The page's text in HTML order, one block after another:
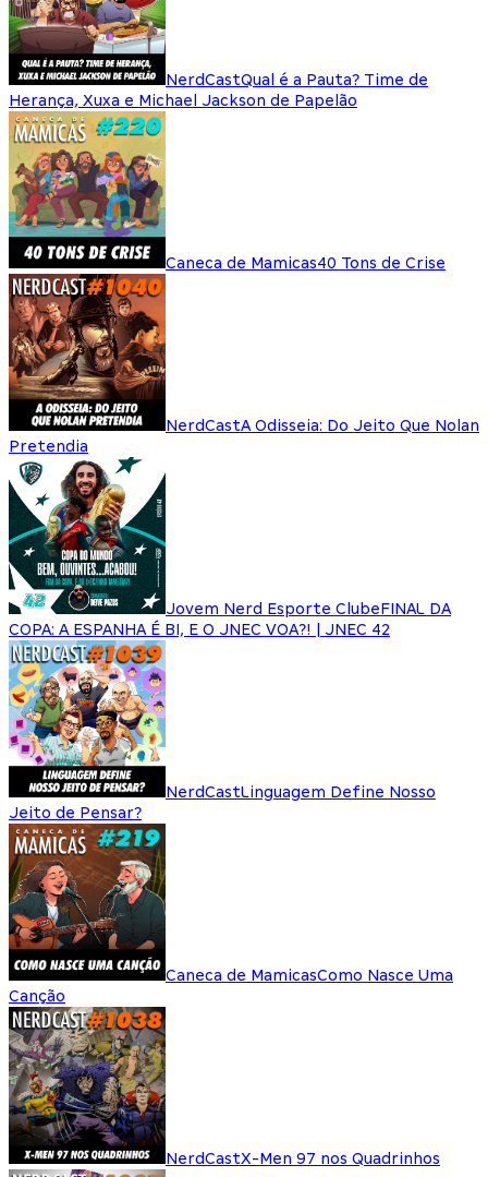
NerdCastQual é a Pauta? Time de
Herança, Xuxa e Michael Jackson de Papelão
Caneca de Mamicas40 Tons de Crise
NerdCastA Odisseia: Do Jeito Que Nolan
Pretendia
Jovem Nerd Esporte ClubeFINAL DA
COPA: A ESPANHA É BI, E O JNEC VOA?! | JNEC 42
NerdCastLinguagem Define Nosso
Jeito de Pensar?
Caneca de MamicasComo Nasce Uma
Canção
NerdCastX-Men 97 nos Quadrinhos